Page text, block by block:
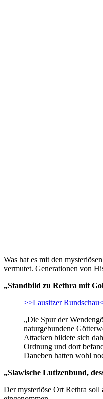
Was hat es mit den
vermutet. Generationen von
„Standbild zu Rethra mit
>>Lausitzer
„Die Spur der
naturgebundene
Attacken bildete sich
Ordnung und dort
Daneben hatten wohl
„Slawische Lutizenbund,
Der mysteriöse Ort Rethra